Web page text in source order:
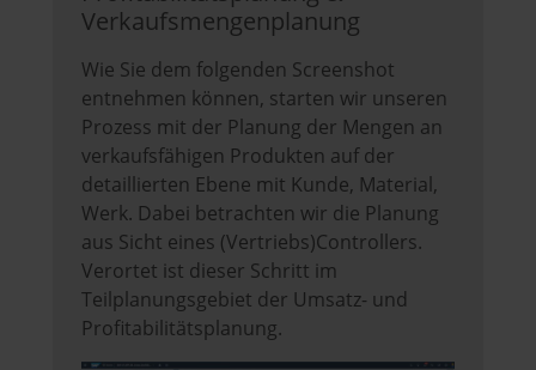
Verkaufsmengenplanung
Wie Sie dem folgenden Screenshot
entnehmen können, starten wir unseren
Prozess mit der Planung der Mengen an
verkaufsfähigen Produkten auf der
detaillierten Ebene mit Kunde, Material,
Werk. Dabei betrachten wir die Planung
aus Sicht eines (Vertriebs)Controllers.
Verortet ist dieser Schritt im
Teilplanungsgebiet der Umsatz- und
Profitabilitätsplanung.